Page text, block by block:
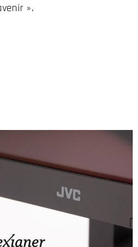
».
TUI Cruises en route pour
l’hygiène